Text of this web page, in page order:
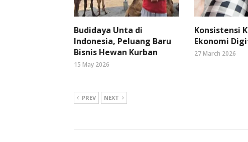
Budidaya Unta di
Indonesia, Peluang Baru
Bisnis Hewan Kurban
15 May 2026
Konsistensi
Ekonomi
27 March 2026
PREV NEXT